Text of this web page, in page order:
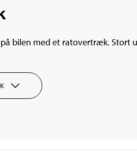
bilen med et ratovertræk. Stort